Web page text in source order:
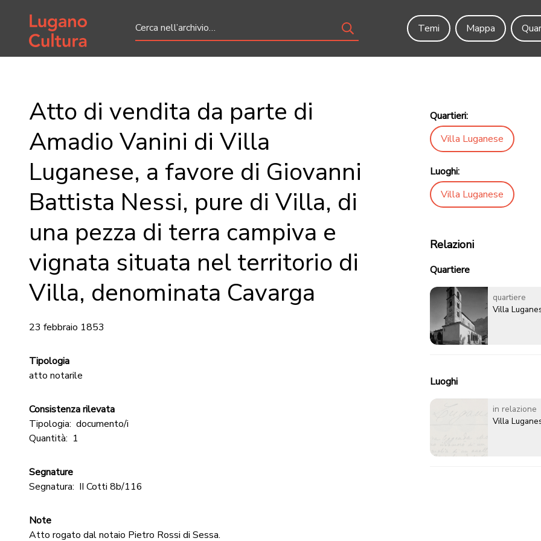
Home page
Temi
Mappa
Atto di vendita da parte di
Amadio Vanini di Villa
Luganese, a favore di Giovanni
Battista Nessi, pure di Villa, di
una pezza di terra campiva e
vignata situata nel territorio di
Villa, denominata Cavarga
23 febbraio 1853
Tipologia
atto notarile
Consistenza rilevata
Tipologia: documento/i
Quantità: 1
Segnature
Segnatura: II Cotti 8b/116
Note
Atto rogato dal notaio Pietro Rossi di Sessa.
Quartieri:
Villa Luganese
Luoghi:
Villa Luganese
Relazioni
Quartiere
quartiere
Villa
Luoghi
in relazione
Villa